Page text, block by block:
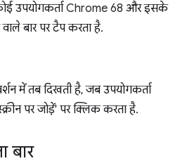
उपयोगकर्ता Chrome 68 और इसके
बार पर टैप करता है.
में तब दिखती है, जब उपयोगकर्ता
पर जोड़ें' पर क्लिक करता है.
बार